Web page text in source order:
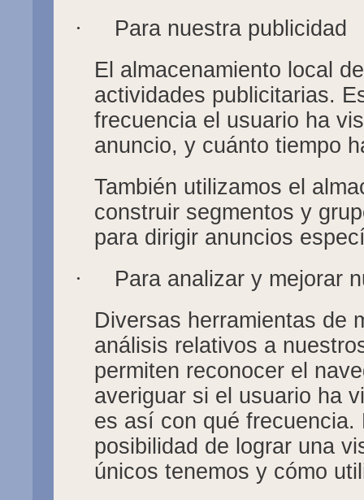
·
Para nuestra publicidad
El almacenamiento local
actividades publicitarias.
frecuencia el usuario ha
anuncio, y cuánto tiempo
También utilizamos el
construir segmentos y
para dirigir anuncios
·
Para analizar y mejorar
Diversas herramientas de
análisis relativos a
permiten reconocer el
averiguar si el usuario ha
es así con qué
posibilidad de lograr una
únicos tenemos y cómo